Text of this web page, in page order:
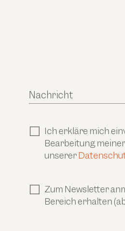
Nachricht
Ich erkläre mich
Bearbeitung
unserer
Zum Newsletter
Bereich erhalten